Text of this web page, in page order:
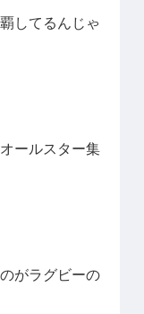
してるんじゃ
ールスター集
がラグビーの